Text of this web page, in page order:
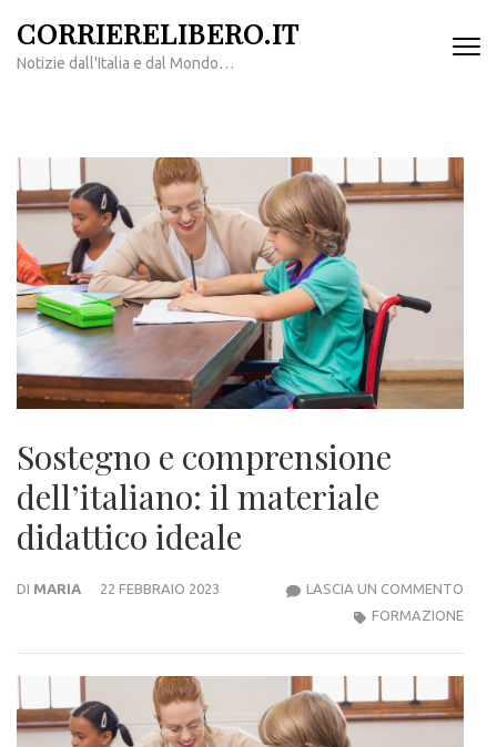
contenuto
CORRIERELIBERO.IT
Notizie dall'Italia e dal Mondo…
Sostegno e comprensione
dell’italiano: il materiale
didattico ideale
DI MARIA 22 FEBBRAIO 2023 LASCIA UN COMMENTO
E
IL
FORMAZIONE